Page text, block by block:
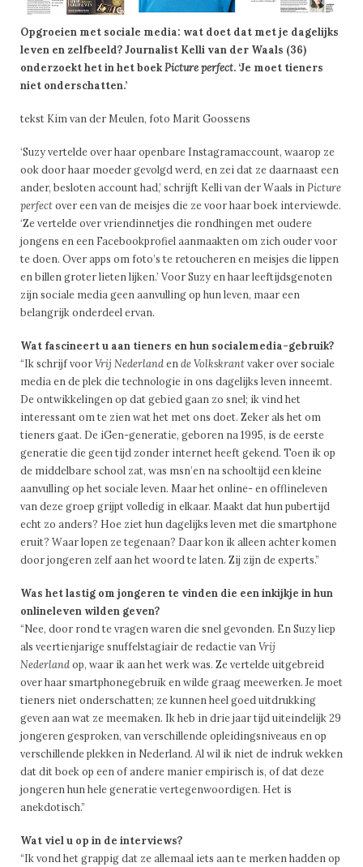
Opgroeien met sociale media: wat doet dat met je dagelijks
leven en zelfbeeld? Journalist Kelli van der Waals (36)
onderzoekt het in het boek Picture perfect. ‘Je moet tieners
niet onderschatten.’
tekst Kim van der Meulen, foto Marit Goossens
‘Suzy vertelde over haar openbare Instagramaccount, waarop ze
ook door haar moeder gevolgd werd, en zei dat ze daarnaast een
ander, besloten account had,’ schrijft Kelli van der Waals in Picture
perfectover een van de meisjes die ze voor haar boek interviewde.
‘Ze vertelde over vriendinnetjes die rondhingen met oudere
jongens en een Facebookprofiel aanmaakten om zich ouder voor
te doen. Over apps om foto’s te retoucheren en meisjes die lippen
en billen groter lieten lijken.’ Voor Suzy en haar leeftijdsgenoten
zijn sociale media geen aanvulling op hun leven, maar een
belangrijk onderdeel ervan.
Wat fascineert u aan tieners en hun socialemedia-gebruik?
“Ik schrijf voorVrij Nederlanden de Volkskrantvaker over sociale
media en de plek die technologie in ons dagelijks leven inneemt.
De ontwikkelingen op dat gebied gaan zo snel; ik vind het
interessant om te zien wat het met ons doet. Zeker als het om
tieners gaat. De iGen-generatie, geboren na 1995, is de eerste
generatie die geen tijd zonder internet heeft gekend. Toen ik op
de middelbare school zat, was msn’en na schooltijd een kleine
aanvulling op het sociale leven. Maar het online- en offlineleven
van deze groep grijpt volledig in elkaar. Maakt dat hun ­pubertijd
echt zo anders? Hoe ziet hun dagelijks leven met die smartphone
eruit? Waar lopen ze tegenaan? Daar kon ik alleen achter komen
door jongeren zelf aan het woord te laten. Zij zijn de experts.”
Was het lastig om jongeren te vinden die een inkijkje in hun
onlineleven wilden geven?
“Nee, door rond te vragen waren die snel gevonden. En Suzy liep
als veertienjarige snuffelstagiair de redactie van Vrij
Nederlandop, waar ik aan het werk was. Ze vertelde uitgebreid
over haar smartphonegebruik en wilde graag meewerken. Je moet
tieners niet onderschatten; ze kunnen heel goed uitdrukking
geven aan wat ze meemaken. Ik heb in drie jaar tijd uiteindelijk 29
jongeren gesproken, van verschillende opleidingsniveaus en op
verschillende plekken in Nederland. Al wil ik niet de indruk wekken
dat dit boek op een of andere manier empirisch is, of dat deze
jongeren hun hele generatie vertegenwoordigen. Het is
anekdotisch.”
Wat viel u op in de interviews?
“Ik vond het grappig dat ze allemaal iets aan te merken hadden op